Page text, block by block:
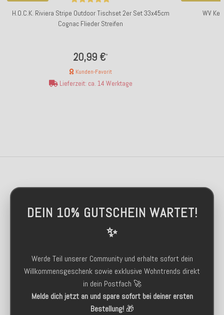
H.O.C.K. Riviera Stripe Outdoor Tischset 2er Set 33x45cm
Cognac Flieder Streifen
20,99 €*
Kunden-Favorit
Lieferzeit: ca. 14 Werktage
WV
DEIN 10% GUTSCHEIN WARTET!
✨
Werde Teil unserer Community und erhalte sofort dein
Willkommensgeschenk sowie exklusive Wohntrends direkt
in dein Postfach 🚀
Melde dich jetzt an und spare sofort bei deiner ersten
Bestellung!🎁